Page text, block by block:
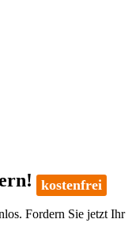
kostenfrei
Fordern Sie jetzt Ihr